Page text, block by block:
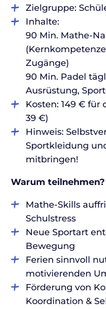
Zielgruppe:
Inhalte:
90 Min. Mathe-
Zugänge)
90 Min. Padel
Ausrüstung,
Kosten: 149 € für
39 €)
Hinweis:
Sportkleidung
mitbringen!
Warum teilnehmen?
Mathe-Skills
Schulstress
Neue Sportart
Bewegung
Ferien sinnvoll
motivierenden
Förderung von
Koordination &